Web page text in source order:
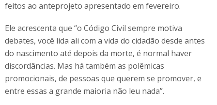
feitos ao anteprojeto apresentado em fevereiro.
Ele acrescenta que “o Código Civil sempre motiva
debates, você lida ali com a vida do cidadão desde antes
do nascimento até depois da morte, é normal haver
discordâncias. Mas há também as polêmicas
promocionais, de pessoas que querem se promover, e
entre essas a grande maioria não leu nada”.